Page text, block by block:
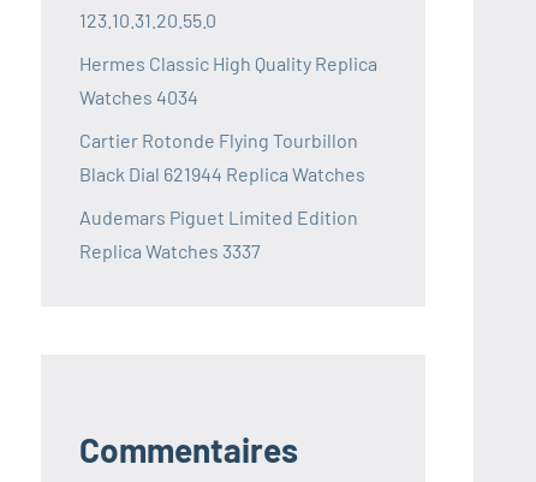
123.10.31.20.55.0
Hermes Classic High Quality Replica
Watches 4034
Cartier Rotonde Flying Tourbillon
Black Dial 621944 Replica Watches
Audemars Piguet Limited Edition
Replica Watches 3337
Commentaires